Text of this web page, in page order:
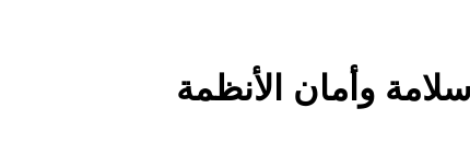
وأمان الأنظمة